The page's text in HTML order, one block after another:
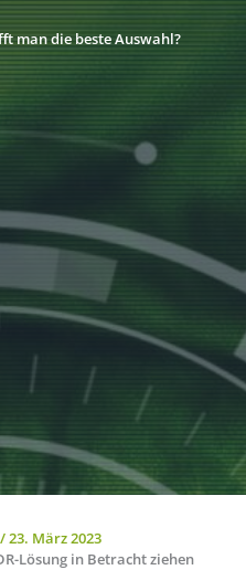
man die beste Auswahl?
/23. März 2023
Lösung in Betracht ziehen